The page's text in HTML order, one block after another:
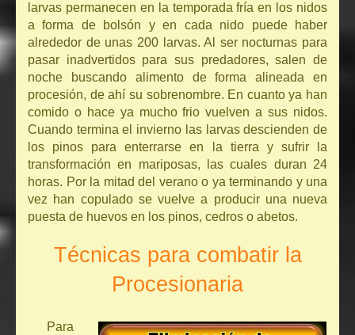
larvas permanecen en la temporada fría en los nidos
a forma de bolsón y en cada nido puede haber
alrededor de unas 200 larvas. Al ser nocturnas para
pasar inadvertidos para sus predadores, salen de
noche buscando alimento de forma alineada en
procesión, de ahí su sobrenombre. En cuanto ya han
comido o hace ya mucho frio vuelven a sus nidos.
Cuando termina el invierno las larvas descienden de
los pinos para enterrarse en la tierra y sufrir la
transformación en mariposas, las cuales duran 24
horas. Por la mitad del verano o ya terminando y una
vez han copulado se vuelve a producir una nueva
puesta de huevos en los pinos, cedros o abetos.
Técnicas para combatir la
Procesionaria
Para